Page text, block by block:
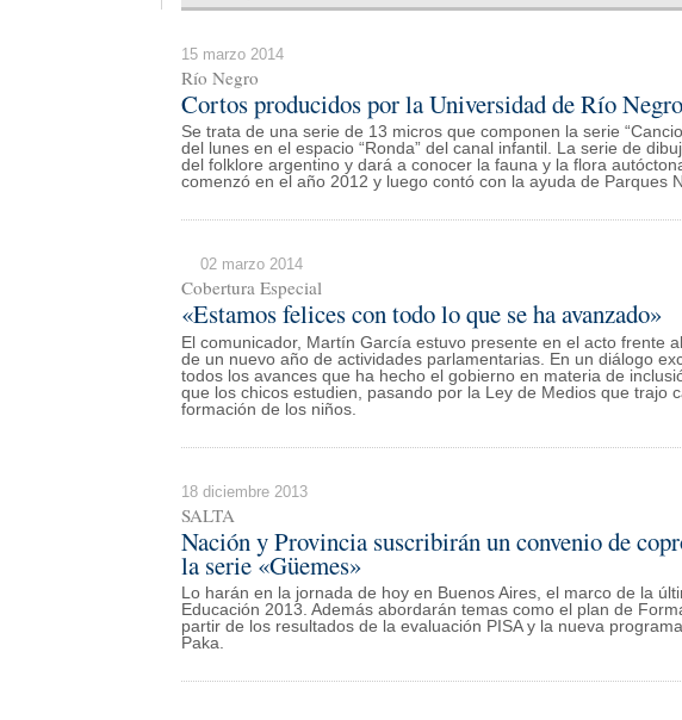
15 marzo 2014
Río Negro
Cortos producidos por la Universidad de Río
Se trata de una serie de 13 micros que componen la serie
del lunes en el espacio “Ronda” del canal infantil. La serie de
del folklore argentino y dará a conocer la fauna y la flora
comenzó en el año 2012 y luego contó con la ayuda de Parques
02 marzo 2014
Cobertura Especial
«Estamos felices con todo lo que se ha avanzado»
El comunicador, Martín García estuvo presente en el acto frente
de un nuevo año de actividades parlamentarias. En un diálogo
todos los avances que ha hecho el gobierno en materia de
que los chicos estudien, pasando por la Ley de Medios que trajo
formación de los niños.
18 diciembre 2013
SALTA
Nación y Provincia suscribirán un convenio de
la serie «Güemes»
Lo harán en la jornada de hoy en Buenos Aires, el marco de la
Educación 2013. Además abordarán temas como el plan de
partir de los resultados de la evaluación PISA y la nueva
Paka.